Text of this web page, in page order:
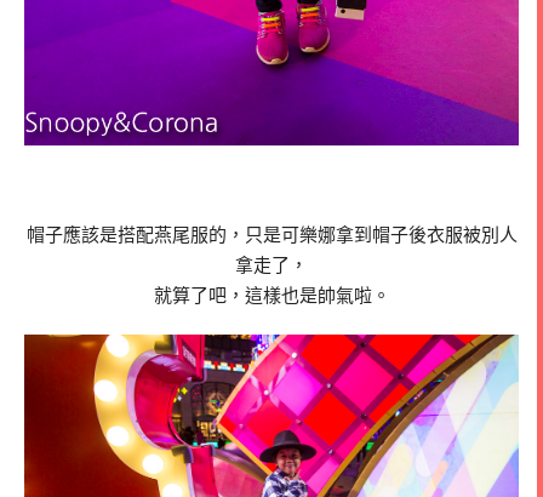
帽子應該是搭配燕尾服的，只是可樂娜拿到帽子後衣服被別人
拿走了，
就算了吧，這樣也是帥氣啦。